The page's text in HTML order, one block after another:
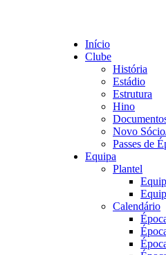
Início
Clube
História
Estádio
Estrutura
Hino
Novo
Passes de
Equipa
Plantel
Calendário